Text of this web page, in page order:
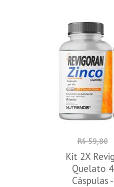
R$ 59,80
Kit 2X
Quelato
Cáspulas